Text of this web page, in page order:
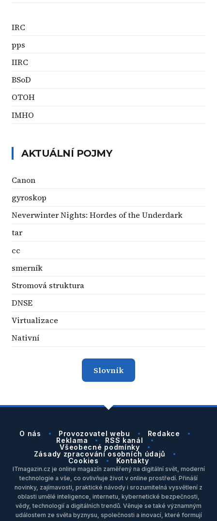
IRC
pps
IIRC
BSoD
OTOH
IMHO
AKTUÁLNÍ POJMY
Canon
gyroskop
Neverwinter Nights: Hordes of the Underdark
tar
cc
smerník
Stromová struktura
DNSE
Virtualizace
Nativní
Slovník
O nás Provozovatel webu
Redakce
Reklama
RSS kanál
Všeobecné podmínky
Zásady zpracování osobních údajů
Cookies
Kontakty
ITmagazin.cz je online magazín zaměřený na digitální svět, moderní
technologie a vše, co ovlivňuje život v online prostředí. Přináší
novinky, zajímavosti, praktické návody i srozumitelná vysvětlení z
oblasti umělé inteligence, internetu, kybernetické bezpečnosti,
vědy, technologií a digitálních trendů. Věnuje se také významným
událostem ze světa byznysu, společnosti a inovací, které formují